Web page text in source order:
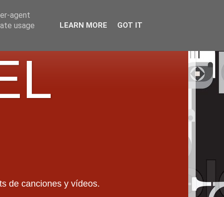
de canciones y vídeos.
agent
usage
LEARN MORE GOT IT